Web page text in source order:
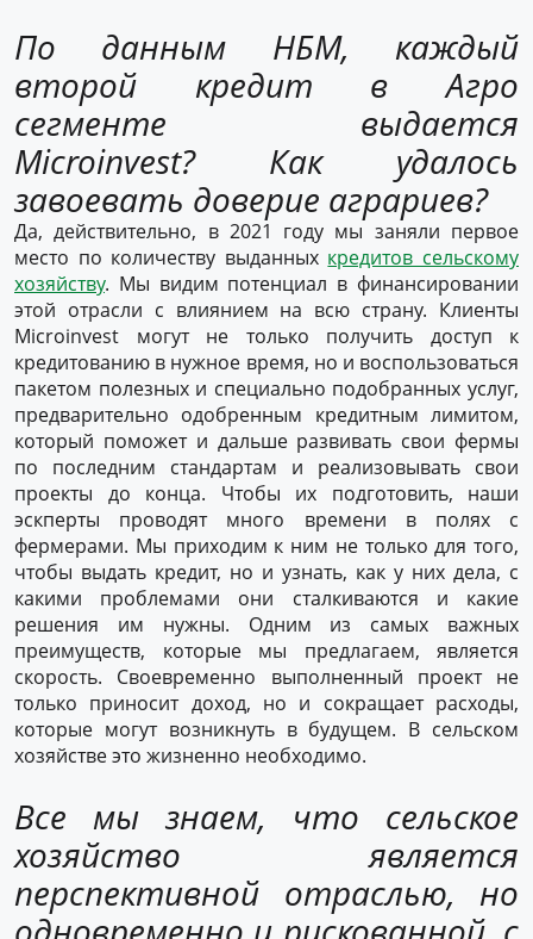
По данным НБМ, каждый
второй кредит в Агро
сегменте выдается
Microinvest? Как удалось
завоевать доверие аграриев?
Да, действительно, в 2021 году мы заняли первое
место по количеству выданных кредитов сельскому
хозяйству. Мы видим потенциал в финансировании
этой отрасли с влиянием на всю страну. Клиенты
Microinvest могут не только получить доступ к
кредитованию в нужное время, но и воспользоваться
пакетом полезных и специально подобранных услуг,
предварительно одобренным кредитным лимитом,
который поможет и дальше развивать свои фермы
по последним стандартам и реализовывать свои
проекты до конца. Чтобы их подготовить, наши
эскперты проводят много времени в полях с
фермерами. Мы приходим к ним не только для того,
чтобы выдать кредит, но и узнать, как у них дела, с
какими проблемами они сталкиваются и какие
решения им нужны. Одним из самых важных
преимуществ, которые мы предлагаем, является
скорость. Своевременно выполненный проект не
только приносит доход, но и сокращает расходы,
которые могут возникнуть в будущем. В сельском
хозяйстве это жизненно необходимо.
Все мы знаем, что сельское
хозяйство является
перспективной отраслью, но